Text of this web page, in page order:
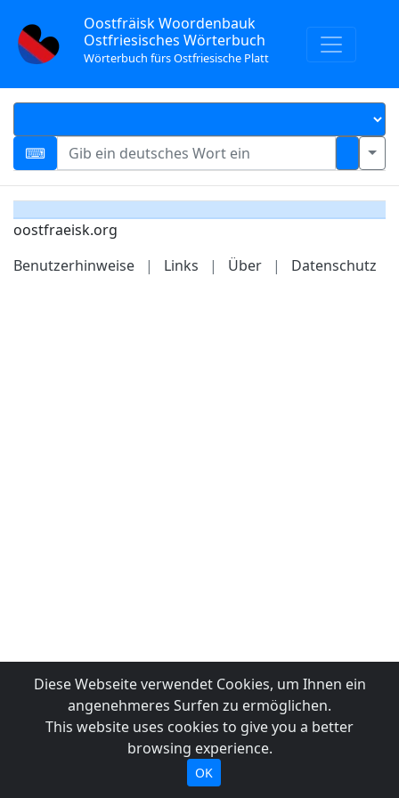
Oostfräisk Woordenbauk
Ostfriesisches Wörterbuch
Wörterbuch fürs Ostfriesische Platt
oostfraeisk.org
Benutzerhinweise
| Links | Über | Datenschutz
Diese Webseite verwendet Cookies, um Ihnen ein
angenehmeres Surfen zu ermöglichen.
This website uses cookies to give you a better
browsing experience.
OK